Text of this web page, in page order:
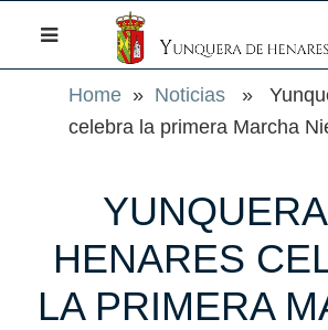
Home » Noticias »
celebra la primera Marcha
HENARES
LA PRIMERA